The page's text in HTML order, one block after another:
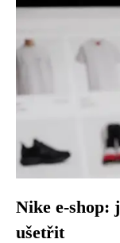
Nike e-shop:
ušetřit